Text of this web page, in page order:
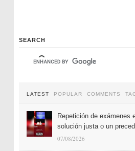
SEARCH
LATEST POPULAR COMMENTS
Repetición de exámenes
solución justa o un
07/08/2026